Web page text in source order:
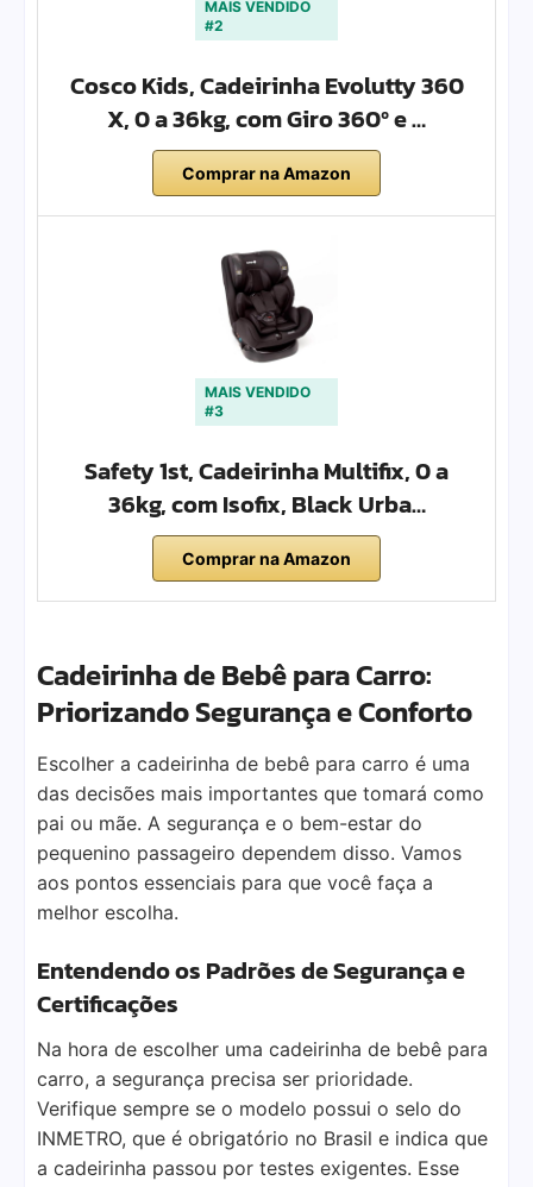
MAIS VENDIDO
#2
Cosco Kids, Cadeirinha Evolutty 360
X, 0 a 36kg, com Giro 360º e …
Comprar na Amazon
MAIS VENDIDO
#3
Safety 1st, Cadeirinha Multifix, 0 a
36kg, com Isofix, Black Urba…
Comprar na Amazon
Cadeirinha de Bebê para Carro:
Priorizando Segurança e Conforto
Escolher a cadeirinha de bebê para carro é uma
das decisões mais importantes que tomará como
pai ou mãe. A segurança e o bem-estar do
pequenino passageiro dependem disso. Vamos
aos pontos essenciais para que você faça a
melhor escolha.
Entendendo os Padrões de Segurança e
Certificações
Na hora de escolher uma cadeirinha de bebê para
carro, a segurança precisa ser prioridade.
Verifique sempre se o modelo possui o selo do
INMETRO, que é obrigatório no Brasil e indica que
a cadeirinha passou por testes exigentes. Esse